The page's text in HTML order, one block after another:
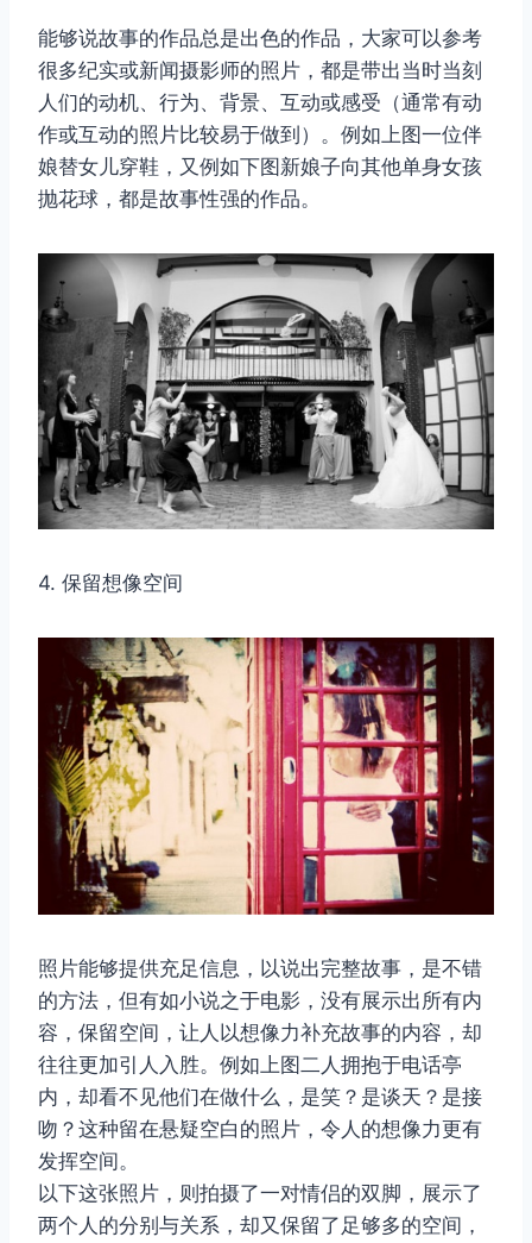
能够说故事的作品总是出色的作品，大家可以参考
很多纪实或新闻摄影师的照片，都是带出当时当刻
人们的动机、行为、背景、互动或感受（通常有动
作或互动的照片比较易于做到）。例如上图一位伴
娘替女儿穿鞋，又例如下图新娘子向其他单身女孩
抛花球，都是故事性强的作品。
4. 保留想像空间
照片能够提供充足信息，以说出完整故事，是不错
的方法，但有如小说之于电影，没有展示出所有内
容，保留空间，让人以想像力补充故事的内容，却
往往更加引人入胜。例如上图二人拥抱于电话亭
内，却看不见他们在做什么，是笑？是谈天？是接
吻？这种留在悬疑空白的照片，令人的想像力更有
发挥空间。
以下这张照片，则拍摄了一对情侣的双脚，展示了
两个人的分别与关系，却又保留了足够多的空间，